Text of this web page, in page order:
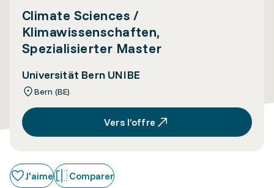
Climate Sciences /
Klimawissenschaften,
Spezialisierter Master
Universität Bern UNIBE
Bern (BE)
Vers l’offre
J'aime Comparer